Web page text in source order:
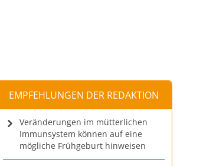
EMPFEHLUNGEN DER REDAKTION
Veränderungen im mütterlichen
Immunsystem können auf eine
mögliche Frühgeburt hinweisen